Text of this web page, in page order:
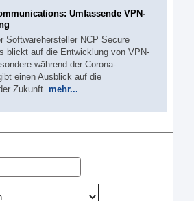
Umfassende VPN-
Softwarehersteller NCP Secure
blickt auf die Entwicklung von VPN-
während der Corona-
einen Ausblick auf die
Zukunft. mehr...